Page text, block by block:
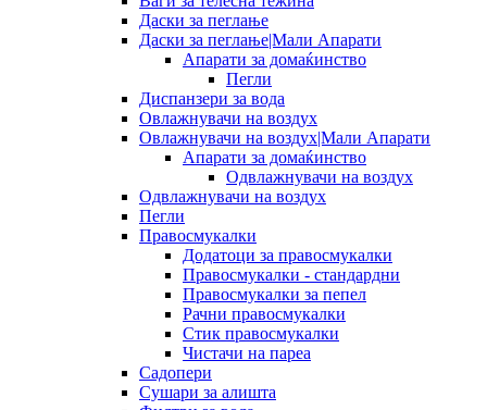
Даски за пеглање
Даски за пеглање|Мали Апарати
Апарати за домаќинство
Пегли
Диспанзери за вода
Овлажнувачи на воздух
Овлажнувачи на воздух|Мали Апарати
Апарати за домаќинство
Одвлажнувачи на воздух
Одвлажнувачи на воздух
Пегли
Правосмукалки
Додатоци за правосмукалки
Правосмукалки - стандардни
Правосмукалки за пепел
Рачни правосмукалки
Стик правосмукалки
Чистачи на пареа
Садопери
Сушари за алишта